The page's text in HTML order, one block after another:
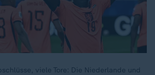
viele Tore: Die Niederlande und